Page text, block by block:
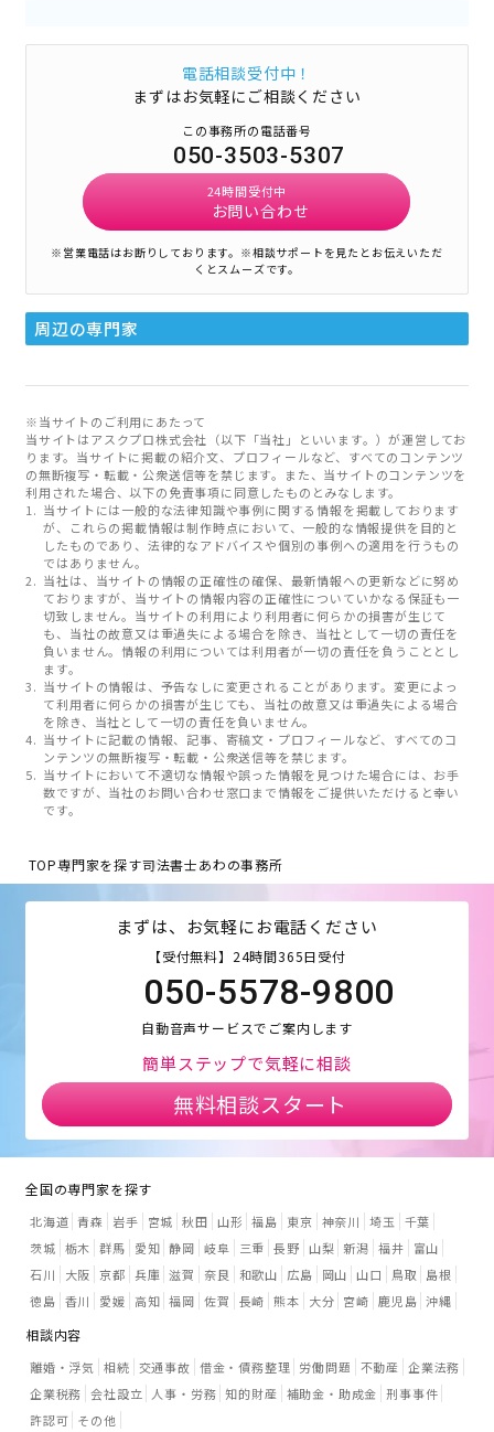
電話相談受付中！
まずはお気軽にご相談ください
この事務所の電話番号
050-3503-5307
24時間受付中
お問い合わせ
※営業電話はお断りしております。 ※相談サポートを見たとお伝えいただ
くとスムーズです。
周辺の専門家
※当サイトのご利用にあたって
当サイトはアスクプロ株式会社（以下「当社」といいます。）が運営してお
ります。当サイトに掲載の紹介文、プロフィールなど、すべてのコンテンツ
の無断複写・転載・公衆送信等を禁じます。また、当サイトのコンテンツを
利用された場合、以下の免責事項に同意したものとみなします。
当サイトには一般的な法律知識や事例に関する情報を掲載しております
が、これらの掲載情報は制作時点において、一般的な情報提供を目的と
したものであり、法律的なアドバイスや個別の事例への適用を行うもの
ではありません。
当社は、当サイトの情報の正確性の確保、最新情報への更新などに努め
ておりますが、当サイトの情報内容の正確性についていかなる保証も一
切致しません。当サイトの利用により利用者に何らかの損害が生じて
も、当社の故意又は重過失による場合を除き、当社として一切の責任を
負いません。情報の利用については利用者が一切の責任を負うこととし
ます。
当サイトの情報は、予告なしに変更されることがあります。変更によっ
て利用者に何らかの損害が生じても、当社の故意又は重過失による場合
を除き、当社として一切の責任を負いません。
当サイトに記載の情報、記事、寄稿文・プロフィールなど、すべてのコ
ンテンツの無断複写・転載・公衆送信等を禁じます。
当サイトにおいて不適切な情報や誤った情報を見つけた場合には、お手
数ですが、当社のお問い合わせ窓口まで情報をご提供いただけると幸い
です。
TOP専門家を探す司法書士あわの事務所
まずは、お気軽にお電話ください
【受付無料】24時間365日受付
050-5578-9800
自動音声サービスでご案内します
簡単ステップで気軽に相談
無料相談スタート
全国の専門家を探す
北海道 青森 岩手 宮城 秋田 山形 福島 東京 神奈川 埼玉
千葉
茨城 栃木 群馬 愛知 静岡 岐阜 三重 長野 山梨 新潟 福井
富山
石川
大阪 京都 兵庫 滋賀 奈良 和歌山 広島 岡山 山口 鳥取
島根
徳島 香川 愛媛 高知 福岡 佐賀 長崎 熊本 大分 宮崎 鹿児島 沖縄
相談内容
離婚・浮気 相続 交通事故 借金・債務整理 労働問題 不動産 企業法務
企業税務 会社設立 人事・労務 知的財産 補助金・助成金 刑事事件
許認可 その他